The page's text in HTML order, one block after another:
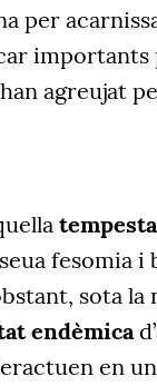
per
importants
agreujat
fesomia
sota
endèmica
en